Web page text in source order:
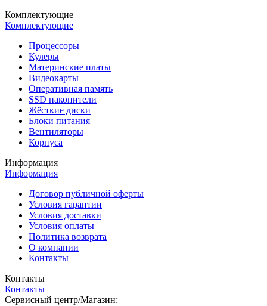
Комплектующие
Комплектующие
Процессоры
Кулеры
Материнские платы
Видеокарты
Оперативная память
SSD накопители
Жёсткие диски
Блоки питания
Вентиляторы
Корпуса
Информация
Информация
Договор публичной оферты
Условия гарантии
Условия доставки
Условия оплаты
Политика возврата
О компании
Контакты
Контакты
Контакты
Сервисный центр/Магазин: